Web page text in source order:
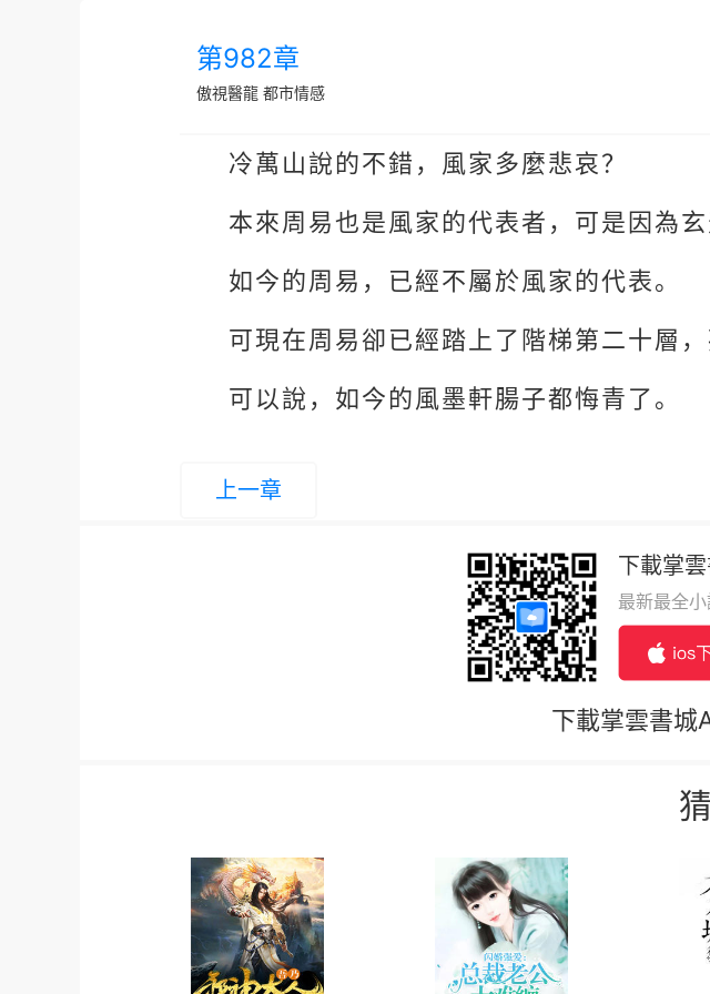
第982章
傲視醫龍 都市情感
冷萬山說的不錯，風家多麼悲哀？
本來周易也是風家的代表者，可是因為
如今的周易，已經不屬於風家的代表。
可現在周易卻已經踏上了階梯第二十層
可以說，如今的風墨軒腸子都悔青了。
上一章
下載掌
最新最全
下載掌雲書城